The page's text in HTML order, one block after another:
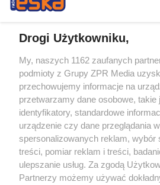
PIELĘGNACJA BORÓWKI
Zrób to po zebraniu
rok zbiory będą obfite
Drogi Użytkowniku,
My, naszych 1162 zaufanych
podmioty z Grupy ZPR Media
przechowujemy informacje na
przetwarzamy dane osobowe, takie
identyfikatory, standardowe
urządzenie czy dane przeglądania
spersonalizowanych reklam, wybór
treści, pomiar reklam i treści,
ulepszanie usług. Za zgodą
Partnerzy możemy używać